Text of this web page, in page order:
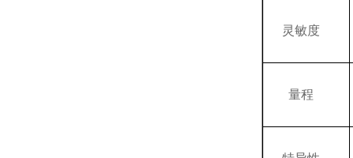
灵敏度
量程